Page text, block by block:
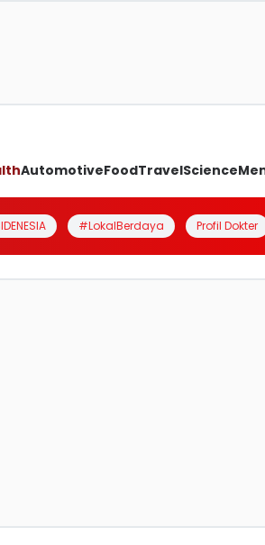
AutomotiveFoodTravelScience
#LokalBerdaya Profil Dokter